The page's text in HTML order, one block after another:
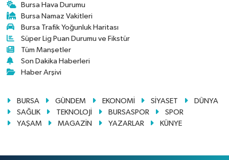
Bursa Hava Durumu
Bursa Namaz Vakitleri
Bursa Trafik Yoğunluk Haritası
Süper Lig Puan Durumu ve Fikstür
Tüm Manşetler
Son Dakika Haberleri
Haber Arşivi
BURSA GÜNDEM EKONOMİ SİYASET
DÜNYA
SAĞLIK
TEKNOLOJİ BURSASPOR
SPOR
YAŞAM
MAGAZİN YAZARLAR KÜNYE